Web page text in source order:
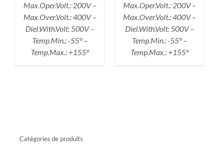
Max.Oper.Volt.: 200V –
Max.Over.Volt.: 400V –
Diel.With.Volt: 500V –
Temp.Min.: -55° –
Temp.Max.: +155°
Max.Oper.Volt.: 200V –
Max.Over.Volt.: 400V –
Diel.With.Volt: 500V –
Temp.Min.: -55° –
Temp.Max.: +155°
Catégories de produits